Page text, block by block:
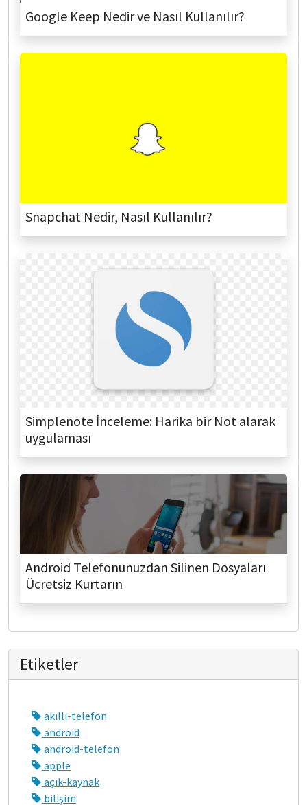
Google Keep Nedir ve Nasıl Kullanılır?
Snapchat Nedir, Nasıl Kullanılır?
Simplenote İnceleme: Harika bir Not alarak
uygulaması
Android Telefonunuzdan Silinen Dosyaları
Ücretsiz Kurtarın
Etiketler
akıllı-telefon
android
android-telefon
apple
açık-kaynak
bilişim